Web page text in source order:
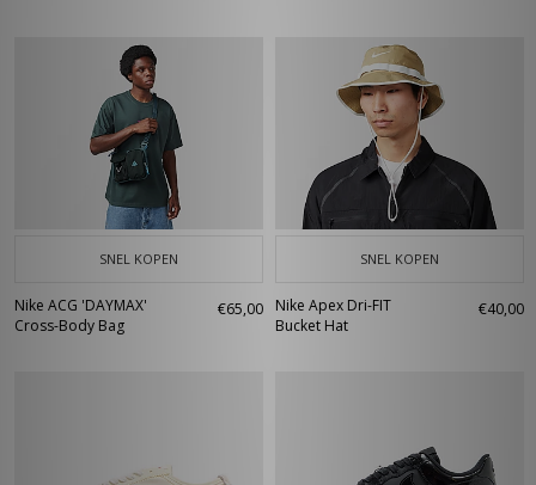
SNEL KOPEN
Nike ACG 'DAYMAX'
Cross-Body Bag
€65,00
SNEL KOPEN
Nike Apex Dri-FIT
Bucket Hat
€40,00